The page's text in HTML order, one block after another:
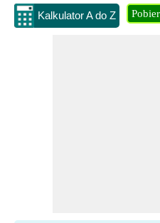
Kalkulator A do Z